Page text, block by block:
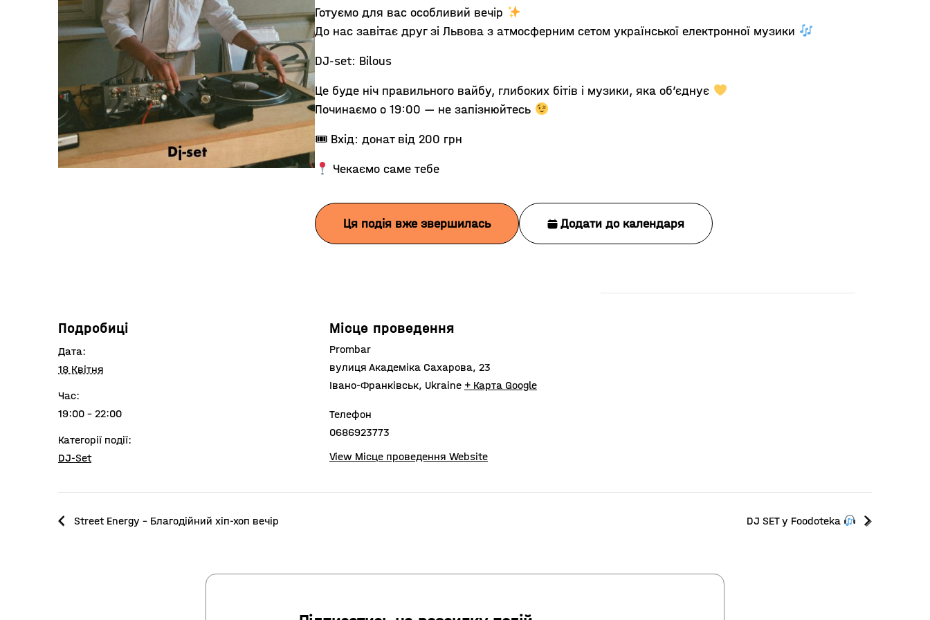
Готуємо для вас особливий вечір
До нас завітає друг зі Львова з атмосферним сетом української електронної музики
DJ-set: Bilous
Це буде ніч правильного вайбу, глибоких бітів і музики, яка об’єднує
Починаємо о 19:00 — не запізнюйтесь
🎟 Вхід: донат від 200 грн
Чекаємо саме тебе
Ця подія вже звершилась Додати до календаря
Подробиці
Дата:
18 Квітня
Час:
19:00 - 22:00
Категорії події:
DJ-Set
Місце проведення
Prombar
вулиця Академіка Сахарова, 23
Івано-Франківськ, Ukraine + Карта Google
Телефон
0686923773
View Місце проведення Website
Street Energy – Благодійний хіп-хоп вечір DJ SET у Foodoteka